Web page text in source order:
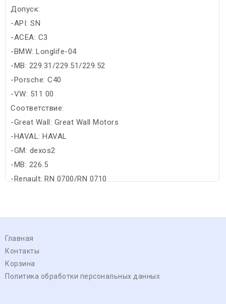
Допуск:
-API: SN
-ACEA: C3
-BMW: Longlife-04
-MB: 229.31/229.51/229.52
-Porsche: C40
-VW: 511 00
Соответствие:
-Great Wall: Great Wall Motors
-HAVAL: HAVAL
-GM: dexos2
-MB: 226.5
-Renault: RN 0700/RN 0710
Главная
Контакты
Корзина
Политика обработки персональных данных